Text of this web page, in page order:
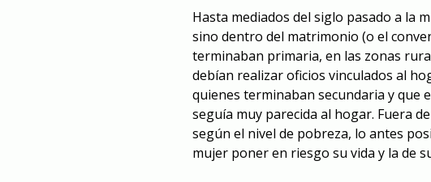
Hasta mediados del siglo pasado a la
sino dentro del matrimonio (o el
terminaban primaria, en las zonas
debían realizar oficios vinculados al
quienes terminaban secundaria y que
seguía muy parecida al hogar. Fuera
según el nivel de pobreza, lo antes
mujer poner en riesgo su vida y la de